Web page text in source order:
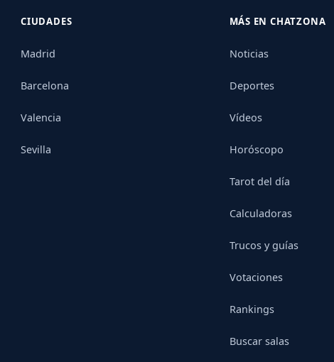
CIUDADES
Madrid
Barcelona
Valencia
Sevilla
MÁS EN CHATZONA
Noticias
Deportes
Vídeos
Horóscopo
Tarot del día
Calculadoras
Trucos y guías
Votaciones
Rankings
Buscar salas